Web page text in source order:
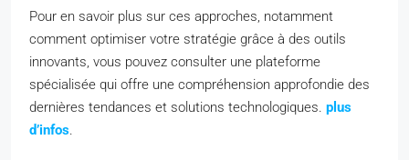
Pour en savoir plus sur ces approches, notamment
comment optimiser votre stratégie grâce à des outils
innovants, vous pouvez consulter une plateforme
spécialisée qui offre une compréhension approfondie des
dernières tendances et solutions technologiques. plus
d’infos.